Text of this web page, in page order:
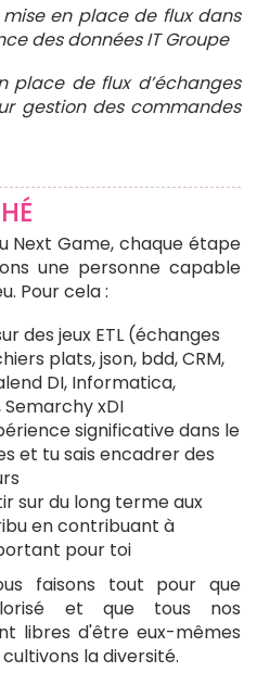
en place de flux dans
des données IT Groupe
place de flux d’échanges
gestion des commandes
Next Game, chaque étape
une personne capable
Pour cela :
des jeux ETL (échanges
plats, json, bdd, CRM,
DI, Informatica,
Semarchy xDI
significative dans le
et tu sais encadrer des
sur du long terme aux
en contribuant à
pour toi
faisons tout pour que
et que tous nos
libres d'être eux-mêmes
la diversité.